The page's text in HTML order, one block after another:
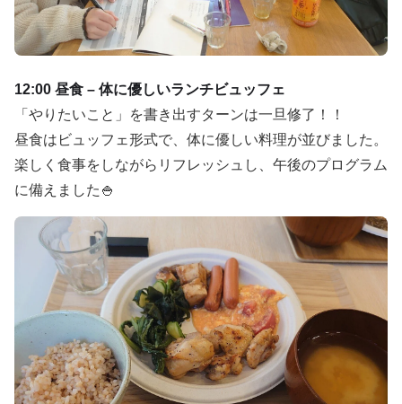
12:00 昼食 – 体に優しいランチビュッフェ
「やりたいこと」を書き出すターンは一旦修了！！
昼食はビュッフェ形式で、体に優しい料理が並びました。
楽しく食事をしながらリフレッシュし、午後のプログラム
に備えました🍚